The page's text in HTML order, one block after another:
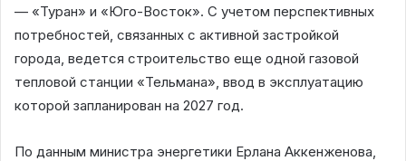
— «Туран» и «Юго-Восток». С учетом перспективных
потребностей, связанных с активной застройкой
города, ведется строительство еще одной газовой
тепловой станции «Тельмана», ввод в эксплуатацию
которой запланирован на 2027 год.
По данным министра энергетики Ерлана Аккенженова,